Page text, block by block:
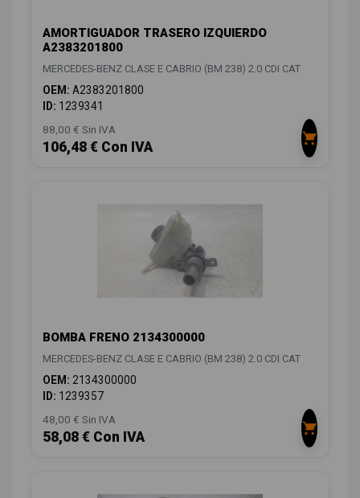
AMORTIGUADOR TRASERO IZQUIERDO
A2383201800
MERCEDES-BENZ CLASE E CABRIO (BM 238) 2.0 CDI CAT
OEM: A2383201800
ID: 1239341
88,00 € Sin IVA
106,48 € Con IVA
BOMBA FRENO 2134300000
MERCEDES-BENZ CLASE E CABRIO (BM 238) 2.0 CDI CAT
OEM: 2134300000
ID: 1239357
48,00 € Sin IVA
58,08 € Con IVA